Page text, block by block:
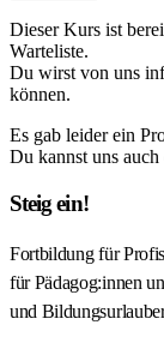
Dieser Kurs ist
Warteliste.
Du wirst von uns
können.
Es gab leider ein
Du kannst uns
Steig ein!
Fortbildung für
für Pädagog:innen
und